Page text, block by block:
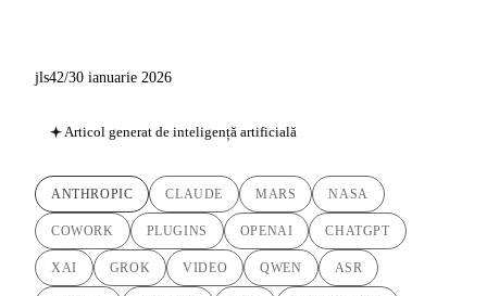
jls42/30 ianuarie 2026
Articol generat de inteligență artificială
ANTHROPIC CLAUDE MARS NASA
COWORK PLUGINS OPENAI CHATGPT
XAI GROK VIDEO QWEN ASR